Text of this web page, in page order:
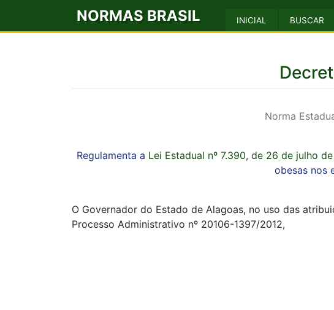
NORMAS BRASIL INICIAL BUSCAR
Norma
Regulamenta a Lei Estadual nº 7.390, de 26 de julho
obesas nos
O Governador do Estado de Alagoas, no uso das
Processo Administrativo nº 20106-1397/2012,